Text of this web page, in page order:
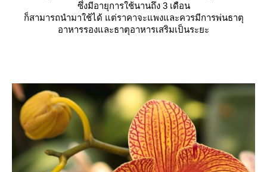
ซึ่งมีอายุการใช้นานถึง 3 เดือน
ก็สามารถนำมาใช้ได้ แต่ราคาจะแพงและควรมีการพ่นธาตุ
อาหารรองและธาตุอาหารเสริมเป็นระยะ